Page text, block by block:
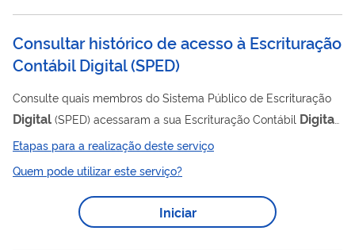
Consultar histórico de acesso à Escrituração
Contábil Digital(SPED)
Consulte quais membros do Sistema Público de Escrituração
Digital (SPED) acessaram a sua Escrituração Contábil Digital
(ECD). A ECD é parte integrante do projeto SPED e substitui a
escrituração em papel pela escrituração transmitida via
arquivo, ou seja, corresponde à obrigação de transmitir, em
digital, os livros Diário, Razão, Balancetes Diários,
Balanços e demais fichas. O acesso realizado por membro do
Etapas para a realização deste serviço
Quem pode utilizar este serviço?
Iniciar